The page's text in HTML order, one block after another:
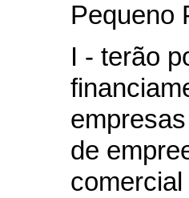
Pequeno
I - terão
de